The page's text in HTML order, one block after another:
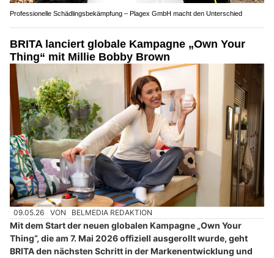
Professionelle Schädlingsbekämpfung – Plagex GmbH macht den Unterschied
BRITA lanciert globale Kampagne „Own Your
Thing“ mit Millie Bobby Brown
09.05.26 VON BELMEDIA REDAKTION
Mit dem Start der neuen globalen Kampagne „Own Your
Thing“, die am 7. Mai 2026 offiziell ausgerollt wurde, geht
BRITA den nächsten Schritt in der Markenentwicklung und